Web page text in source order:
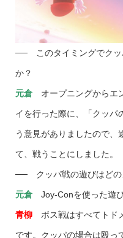
── このタイミングでクッ
か？
元倉オープニングからエ
イを行った際に、「クッパ
う意見がありましたので、
て、戦うことにしました。
── クッパ戦の遊びはどの
元倉Joy-Conを使った遊び
青柳ボス戦はすべてトド
です。クッパの場合は殴っ